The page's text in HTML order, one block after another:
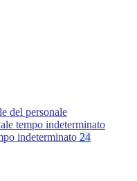
del personale
tempo indeterminato
indeterminato 24